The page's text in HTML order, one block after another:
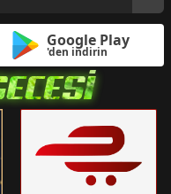
Google Play
'den indirin